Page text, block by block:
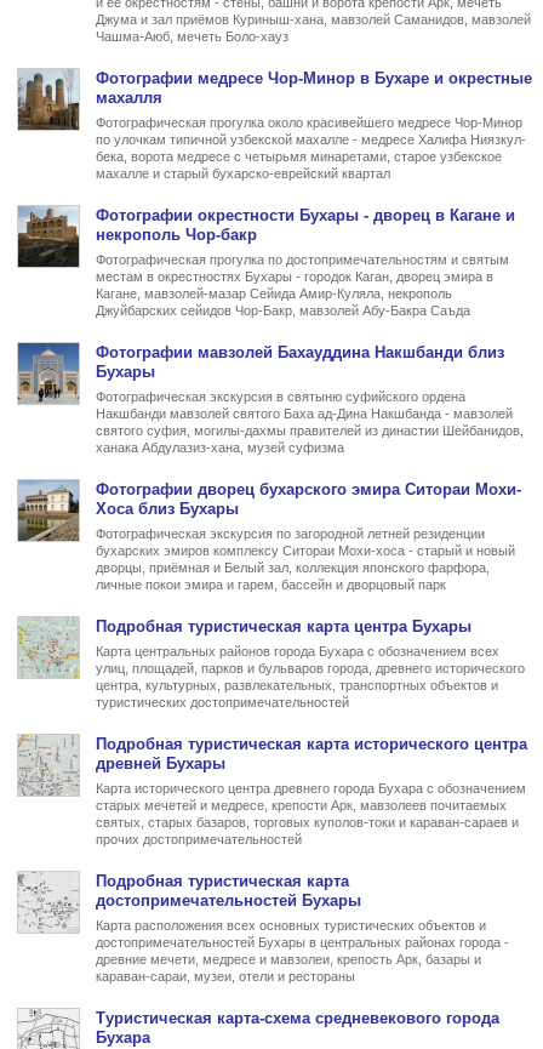
Джума и зал приёмов Куриныш-хана, мавзолей Саманидов, мавзолей
Чашма-Аюб, мечеть Боло-хауз
Фотографии медресе Чор-Минор в Бухареи окрестные
махалля
Фотографическая прогулка около красивейшего медресе Чор-Минор
по улочкам типичной узбекской махалле - медресе Халифа Ниязкул-
бека, ворота медресе с четырьмя минаретами, старое узбекское
махалле и старый бухарско-еврейский квартал
Фотографии окрестности Бухары - дворец в Кагане и
некрополь Чор-бакр
Фотографическая прогулка по достопримечательностям и святым
местам в окрестностях Бухары - городок Каган, дворец эмира в
Кагане, мавзолей-мазар Сейида Амир-Куляла, некрополь
Джуйбарских сейидов Чор-Бакр, мавзолей Абу-Бакра Саъда
Фотографии мавзолей Бахауддина Накшбанди близ
Бухары
Фотографическая экскурсия в святыню суфийского ордена
Накшбанди мавзолей святого Баха ад-Дина Накшбанда - мавзолей
святого суфия, могилы-дахмы правителей из династии Шейбанидов,
ханака Абдулазиз-хана, музей суфизма
Фотографии дворец бухарского эмира Ситораи Мохи-
Хоса близ Бухары
Фотографическая экскурсия по загородной летней резиденции
бухарских эмиров комплексу Ситораи Мохи-хоса - старый и новый
дворцы, приёмная и Белый зал, коллекция японского фарфора,
личные покои эмира и гарем, бассейн и дворцовый парк
Подробная туристическая карта центра Бухары
Карта центральных районов города Бухара с обозначением всех
улиц, площадей, парков и бульваров города, древнего исторического
центра, культурных, развлекательных, транспортных объектов и
туристических достопримечательностей
Подробная туристическая карта исторического центра
древней Бухары
Карта исторического центра древнего города Бухара с обозначением
старых мечетей и медресе, крепости Арк, мавзолеев почитаемых
святых, старых базаров, торговых куполов-токи и караван-сараев и
прочих достопримечательностей
Подробная туристическая карта
достопримечательностей Бухары
Карта расположения всех основных туристических объектов и
достопримечательностей Бухары в центральных районах города -
древние мечети, медресе и мавзолеи, крепость Арк, базары и
караван-сараи, музеи, отели и рестораны
Туристическая карта-схема средневекового города
Бухара